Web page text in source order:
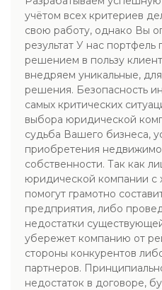
учётом всех критериев
свою работу, однако Вы
результат У нас
решением в пользу
внедряем уникальные,
решения. Безопасность
самых критических
выбора юридической
судьба Вашего бизнеса,
приобретения
собственности. Так как
юридической компании с
помогут грамотно
предприятия, либо
недостатки
убережет компанию от
стороны конкурентов
партнеров.
недостаток в договоре,